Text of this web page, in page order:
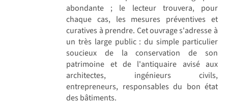
abondante ; le lecteur trouvera, pour
chaque cas, les mesures préventives et
curatives à prendre. Cet ouvrage s'adresse à
un très large public : du simple particulier
soucieux de la conservation de son
patrimoine et de l'antiquaire avisé aux
architectes, ingénieurs civils,
entrepreneurs, responsables du bon état
des bâtiments.